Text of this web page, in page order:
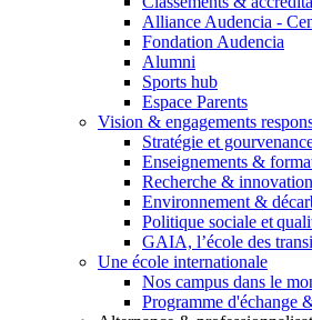
Alliance Audencia -
Fondation Audencia
Alumni
Sports hub
Espace Parents
Vision & engagements
Stratégie et
Enseignements &
Recherche &
Environnement &
Politique sociale et
GAIA, l’école des
Une école internationale
Nos campus dans le
Programme d'échange